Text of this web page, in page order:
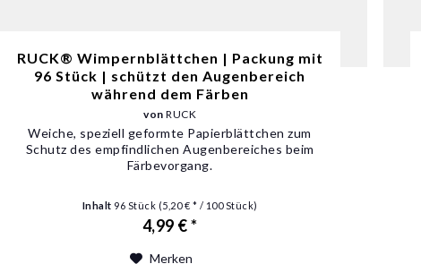
RUCK® Wimpernblättchen | Packung mit
96 Stück | schützt den Augenbereich
während dem Färben
vonRUCK
Weiche, speziell geformte Papierblättchen zum
Schutz des empfindlichen Augenbereiches beim
Färbevorgang.
Inhalt 96 Stück (5,20 € * / 100 Stück)
4,99 € *
Merken